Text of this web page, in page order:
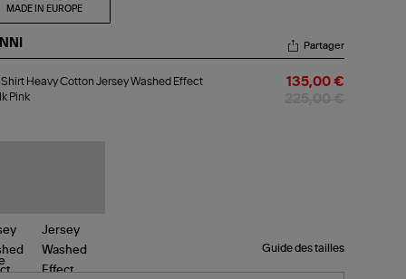
MADE IN EUROPE
Partager
Shirt Heavy Cotton Jersey Washed Effect
Pink
135,00 €
Guide des tailles